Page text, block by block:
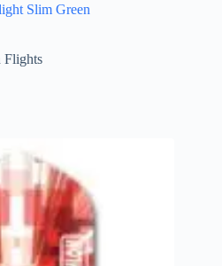
Slim Green
Flights